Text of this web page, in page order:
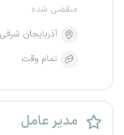
منقضی شده
آذربایجان شرقی
تمام وقت
مدیر عامل